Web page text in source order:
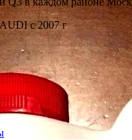
с 2007 г